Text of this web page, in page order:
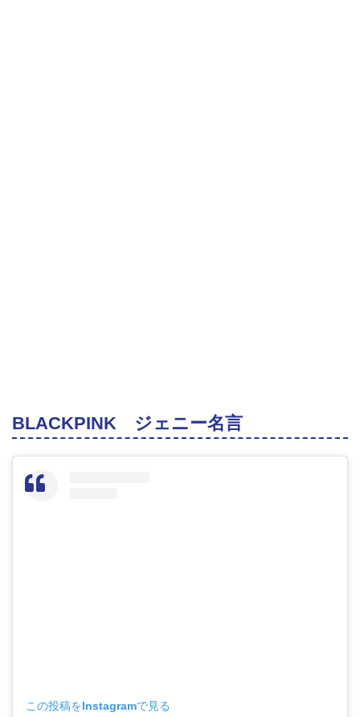
BLACKPINK ジェニー名言
この投稿をInstagramで見る